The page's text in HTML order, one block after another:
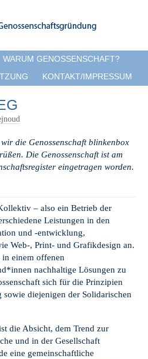
WARUM GENOSSENSCHAFT?
KONTAKT/IMPRESSUM
die Genossenschaft blinkenbox
Die Genossenschaft ist am
eingetragen worden.
– also ein Betrieb der
Leistungen in den
und -entwicklung,
Web-, Print- und Grafikdesign an.
einem offenen
nachhaltige Lösungen zu
sich für die Prinzipien
sowie diejenigen der Solidarischen
die Absicht, dem Trend zur
und in der Gesellschaft
eine gemeinschaftliche